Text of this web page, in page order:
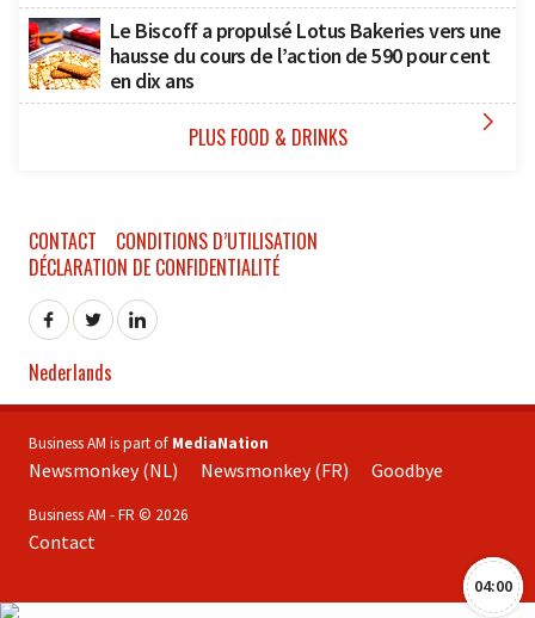
Le Biscoff a propulsé Lotus Bakeries vers une
hausse du cours de l’action de 590 pour cent
en dix ans
PLUS FOOD & DRINKS 
04:00
CONTACT
CONDITIONS D’UTILISATION
DÉCLARATION DE CONFIDENTIALITÉ
Nederlands
Business AM is part of MediaNation
Newsmonkey (NL) Newsmonkey (FR) Goodbye
Business AM - FR © 2026
Contact